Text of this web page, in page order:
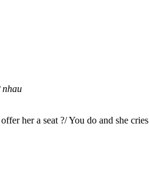
nhau
her a seat ?/ You do and she cries